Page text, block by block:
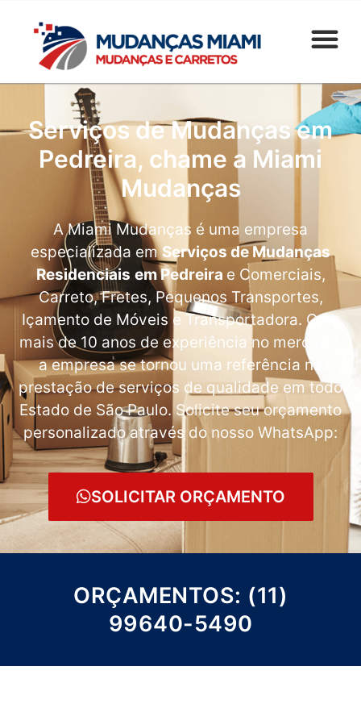
Serviços de Mudanças em
Pedreira, chame a Miami
Mudanças
A Miami Mudanças é uma empresa
especializada emServiços de Mudanças
Residenciais em Pedreira e Comerciais,
Carreto, Fretes, Pequenos Transportes,
Içamento de Móveis e Transportadora. Com
mais de 10 anos de experiência no mercado,
a empresa se tornou uma referência na
prestação de serviços de qualidade em todo
Estado de São Paulo. Solicite seu orçamento
personalizado através do nosso WhatsApp:
SOLICITAR ORÇAMENTO
ORÇAMENTOS: (11)
99640-5490